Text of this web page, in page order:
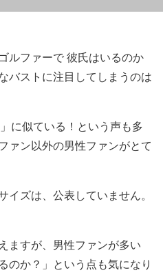
ルファーで 彼氏はいるのか
バストに注目してしまうのは
に似ている！という声も多
ァン以外の男性ファンがとて
ズは、公表していません。
ますが、男性ファンが多い
のか？」という点も気になり